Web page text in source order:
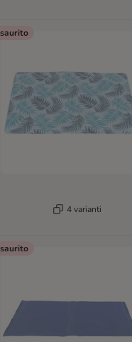
4 varianti